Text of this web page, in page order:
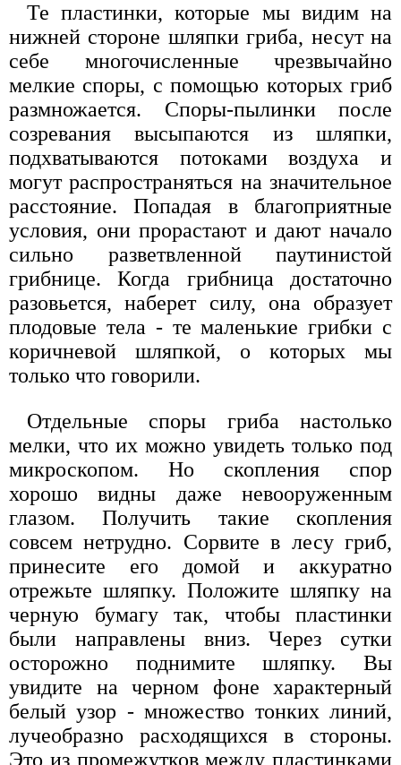
Те пластинки, которые мы видим на
нижней стороне шляпки гриба, несут на
себе многочисленные чрезвычайно
мелкие споры, с помощью которых гриб
размножается. Споры-пылинки после
созревания высыпаются из шляпки,
подхватываются потоками воздуха и
могут распространяться на значительное
расстояние. Попадая в благоприятные
условия, они прорастают и дают начало
сильно разветвленной паутинистой
грибнице. Когда грибница достаточно
разовьется, наберет силу, она образует
плодовые тела - те маленькие грибки с
коричневой шляпкой, о которых мы
только что говорили.
Отдельные споры гриба настолько
мелки, что их можно увидеть только под
микроскопом. Но скопления спор
хорошо видны даже невооруженным
глазом. Получить такие скопления
совсем нетрудно. Сорвите в лесу гриб,
принесите его домой и аккуратно
отрежьте шляпку. Положите шляпку на
черную бумагу так, чтобы пластинки
были направлены вниз. Через сутки
осторожно поднимите шляпку. Вы
увидите на черном фоне характерный
белый узор - множество тонких линий,
лучеобразно расходящихся в стороны.
Это из промежутков между пластинками